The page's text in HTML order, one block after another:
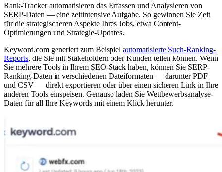
Rank-Tracker automatisieren das Erfassen und Analysieren von
SERP-Daten — eine zeitintensive Aufgabe. So gewinnen Sie Zeit
für die strategischeren Aspekte Ihres Jobs, etwa Content-
Optimierungen und Strategie-Updates.
Keyword.com generiert zum Beispiel automatisierte Such-Ranking-
Reports, die Sie mit Stakeholdern oder Kunden teilen können. Wenn
Sie mehrere Tools in Ihrem SEO-Stack haben, können Sie SERP-
Ranking-Daten in verschiedenen Dateiformaten — darunter PDF
und CSV — direkt exportieren oder über einen sicheren Link in Ihre
anderen Tools einspeisen. Genauso laden Sie Wettbewerbsanalyse-
Daten für all Ihre Keywords mit einem Klick herunter.